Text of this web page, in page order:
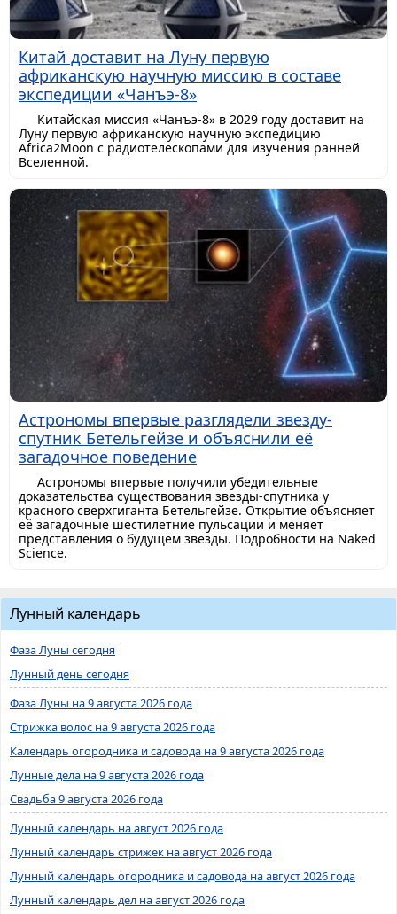
Китай доставит на Луну первую
африканскую научную миссию в составе
экспедиции «Чанъэ-8»
Китайская миссия «Чанъэ-8» в 2029 году доставит на
Луну первую африканскую научную экспедицию
Africa2Moon с радиотелескопами для изучения ранней
Вселенной.
Астрономы впервые разглядели звезду-
спутник Бетельгейзе и объяснили её
загадочное поведение
Астрономы впервые получили убедительные
доказательства существования звезды-спутника у
красного сверхгиганта Бетельгейзе. Открытие объясняет
её загадочные шестилетние пульсации и меняет
представления о будущем звезды. Подробности на Naked
Science.
Лунный календарь
Фаза Луны сегодня
Лунный день сегодня
Фаза Луны на 9 августа 2026 года
Стрижка волос на 9 августа 2026 года
Календарь огородника и садовода на 9 августа 2026 года
Лунные дела на 9 августа 2026 года
Свадьба 9 августа 2026 года
Лунный календарь на август 2026 года
Лунный календарь стрижек на август 2026 года
Лунный календарь огородника и садовода на август 2026 года
Лунный календарь дел на август 2026 года